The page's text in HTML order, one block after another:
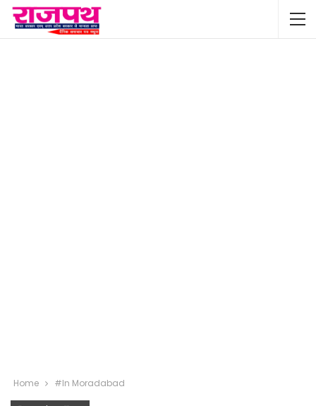
Home #In Moradabad